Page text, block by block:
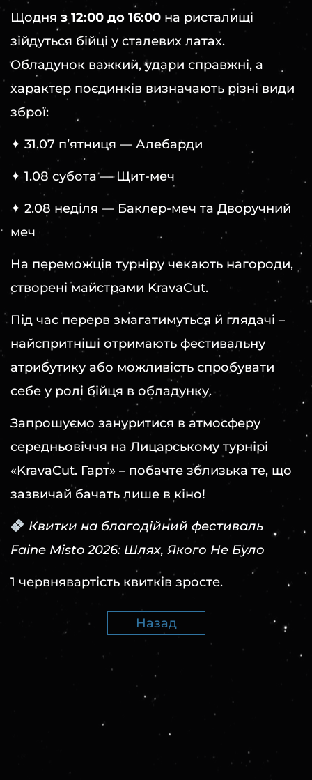
Щодня з 12:00 до 16:00 на ристалищі
зійдуться бійці у сталевих латах.
Обладунок важкий, удари справжні, а
характер поєдинків визначають різні види
зброї:
✦ 31.07 пʼятниця — Алебарди
✦ 1.08 субота — Щит-меч
✦ 2.08 неділя — Баклер-меч та Дворучний
меч
На переможців турніру чекають нагороди,
створені майстрами KravaCut.
Під час перерв змагатимуться й глядачі –
найспритніші отримають фестивальну
атрибутику або можливість спробувати
себе у ролі бійця в обладунку.
Запрошуємо зануритися в атмосферу
середньовіччя на Лицарському турнірі
«KravaCut. Гарт» – побачте зблизька те, що
зазвичай бачать лише в кіно!
Квитки на благодійний фестиваль
Faine Misto 2026: Шлях, Якого Не Було
1 червнявартість квитків зросте.
Назад